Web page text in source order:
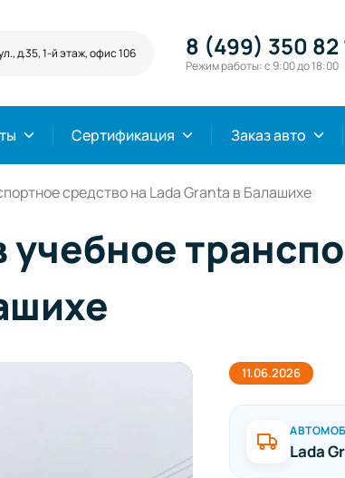
д.35, 1-й этаж, офис 106 8 (499) 350 82
Режим работы: с 9:00 до 18:00
Сертификация Заказ авто
средство на Lada Granta в Балашихе
11.06.2026
Lada